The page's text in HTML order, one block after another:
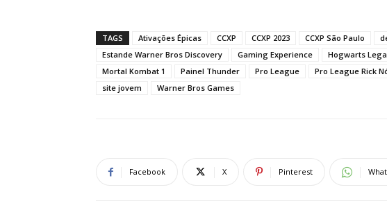
TAGS Ativações Épicas CCXP CCXP 2023 CCXP São Paulo
Estande Warner Bros Discovery
Gaming Experience Hogwarts
Mortal Kombat 1
Painel Thunder Pro League Pro League Rick
site jovem
Warner Bros Games
Facebook X Pinterest